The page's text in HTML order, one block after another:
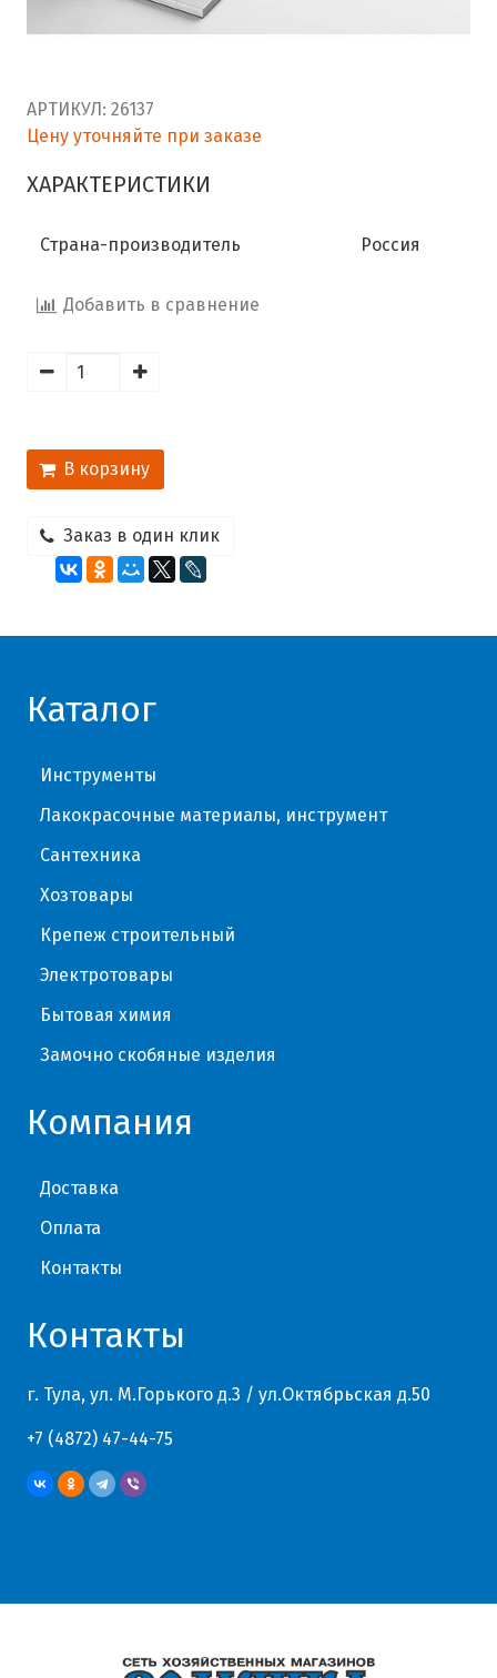
АРТИКУЛ: 26137
Цену уточняйте при заказе
ХАРАКТЕРИСТИКИ
Страна-производитель Россия
Добавить в сравнение
В корзину
Заказ в один клик
Каталог
Инструменты
Лакокрасочные материалы, инструмент
Сантехника
Хозтовары
Крепеж строительный
Электротовары
Бытовая химия
Замочно скобяные изделия
Компания
Доставка
Оплата
Контакты
Контакты
г. Тула, ул. М.Горького д.3 / ул.Октябрьская д.50
+7 (4872) 47-44-75